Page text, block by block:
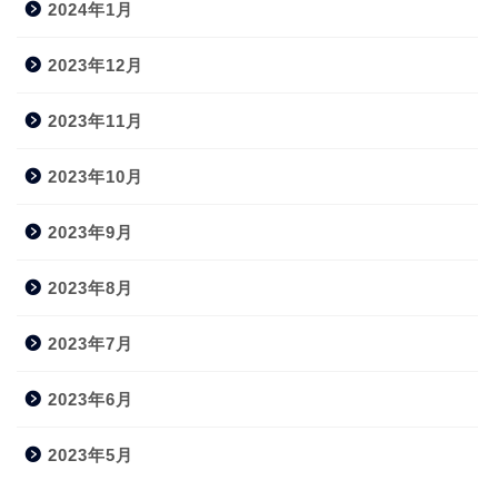
2024年1月
2023年12月
2023年11月
2023年10月
2023年9月
2023年8月
2023年7月
2023年6月
2023年5月